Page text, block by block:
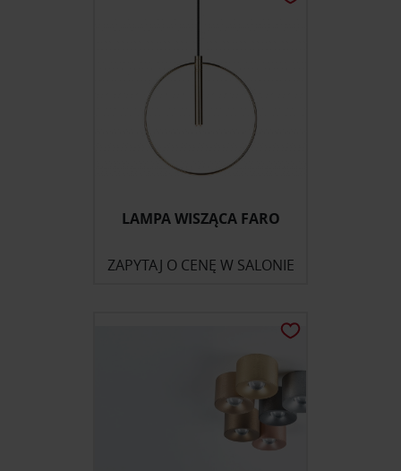
LAMPA WISZĄCA FARO
ZAPYTAJ O CENĘ W SALONIE